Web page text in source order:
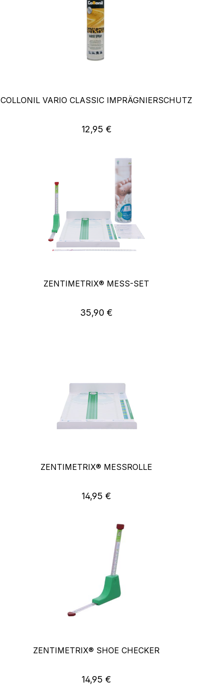
COLLONIL VARIO CLASSIC IMPRÄGNIERSCHUTZ
Regulärer Preis:
12,95 €
ZENTIMETRIX® MESS-SET
Regulärer Preis:
35,90 €
ZENTIMETRIX® MESSROLLE
Regulärer Preis:
14,95 €
ZENTIMETRIX® SHOE CHECKER
Regulärer Preis:
14,95 €